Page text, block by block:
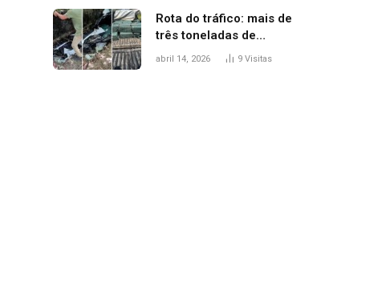
Rota do tráfico: mais de
três toneladas de
drogas são
abril 14, 2026 9 Visitas